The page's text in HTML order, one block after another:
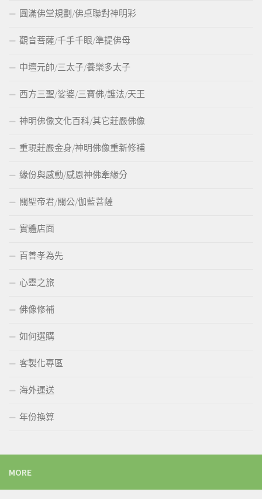
圓滿佛堂規劃/佛桌聯對神明彩
觀音菩薩/千手千眼/準提佛母
中壇元帥/三太子/養樂多太子
西方三聖/娑婆/三寶佛/護法/天王
神明佛像文化百科/其它莊嚴佛像
重現莊嚴金身/神明佛像重新修補
緣份與感動/感恩神佛牽緣分
關聖帝君/關公/伽藍菩薩
實體店面
百善孝為先
心靈之旅
佛像修補
如何選購
客製化專區
海外運送
年份換算
MORE